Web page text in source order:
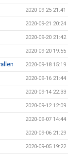
2020-09-25 21:41
2020-09-21 20:24
2020-09-20 21:42
2020-09-20 19:55
2020-09-18 15:19
2020-09-16 21:44
2020-09-14 22:33
2020-09-12 12:09
2020-09-07 14:44
2020-09-06 21:29
2020-09-05 19:22